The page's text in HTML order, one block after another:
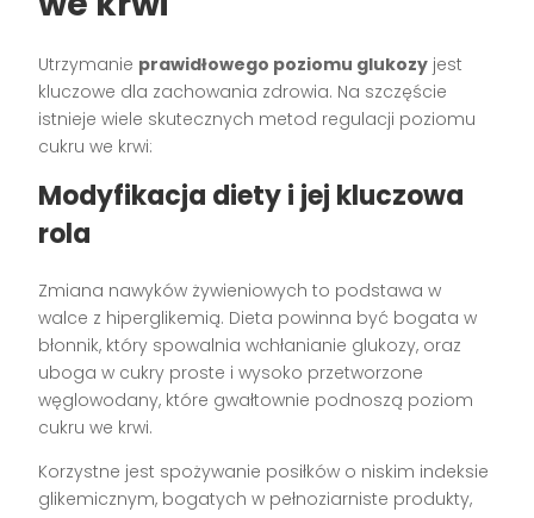
Utrzymanie prawidłowego poziomu glukozy jest
kluczowe dla zachowania zdrowia. Na szczęście
istnieje wiele skutecznych metod regulacji poziomu
cukru we krwi:
Modyfikacja diety i jej kluczowa
rola
Zmiana nawyków żywieniowych to podstawa w
walce z hiperglikemią. Dieta powinna być bogata w
błonnik, który spowalnia wchłanianie glukozy, oraz
uboga w cukry proste i wysoko przetworzone
węglowodany, które gwałtownie podnoszą poziom
cukru we krwi.
Korzystne jest spożywanie posiłków o niskim indeksie
glikemicznym, bogatych w pełnoziarniste produkty,